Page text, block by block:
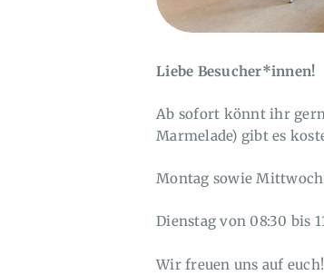
Liebe Besucher*innen!
Ab sofort könnt ihr
Marmelade) gibt es
Montag sowie
Dienstag von 08:30 bis
Wir freuen uns auf euch!